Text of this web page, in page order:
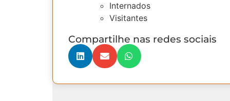
Internados
Visitantes
Compartilhe nas redes sociais